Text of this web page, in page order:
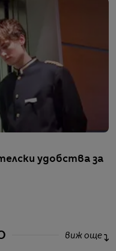
удобства за
виж още